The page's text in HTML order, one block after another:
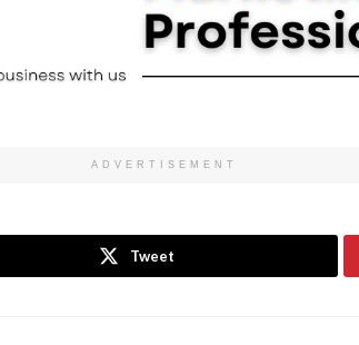
ADVERTISEMENT
Tweet